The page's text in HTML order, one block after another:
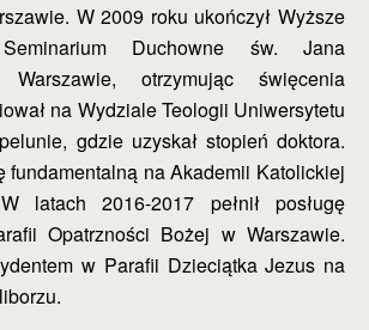
W 2009 roku ukończył Wyższe
Seminarium Duchowne św. Jana
otrzymując święcenia
na Wydziale Teologii Uniwersytetu
gdzie uzyskał stopień doktora.
fundamentalną na Akademii Katolickiej
W latach 2016-2017 pełnił posługę
Opatrzności Bożej w Warszawie.
w Parafii Dzieciątka Jezus na